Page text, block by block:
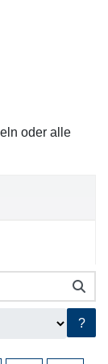
oder alle
?